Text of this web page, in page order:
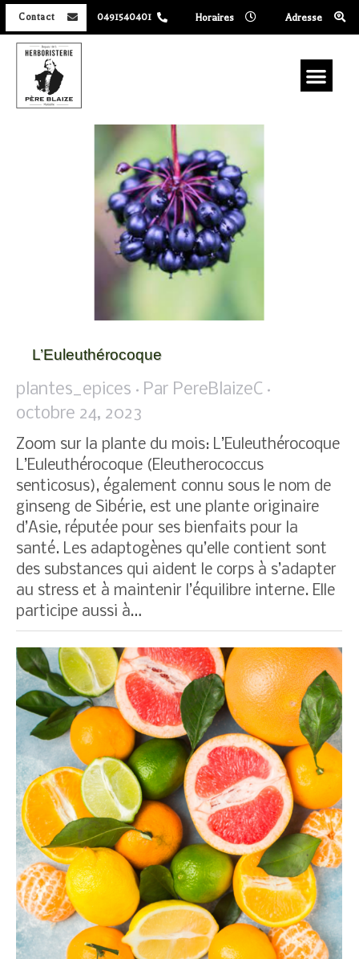
Contact 0491540401 Horaires Adresse
L’Euleuthérocoque
plantes_epices Par PereBlaizeC
octobre 24, 2023
Zoom sur la plante du mois: L’Euleuthérocoque
L’Euleuthérocoque (Eleutherococcus
senticosus), également connu sous le nom de
ginseng de Sibérie, est une plante originaire
d’Asie, réputée pour ses bienfaits pour la
santé. Les adaptogènes qu’elle contient sont
des substances qui aident le corps à s’adapter
au stress et à maintenir l’équilibre interne. Elle
participe aussi à…